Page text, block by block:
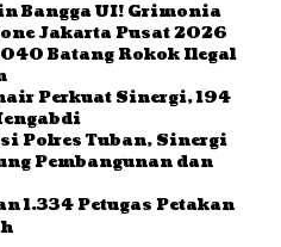
Bangga UI! Grimonia
Jakarta Pusat 2026
Batang Rokok Ilegal
Perkuat Sinergi, 194
Polres Tuban, Sinergi
Pembangunan dan
1.334 Petugas Petakan